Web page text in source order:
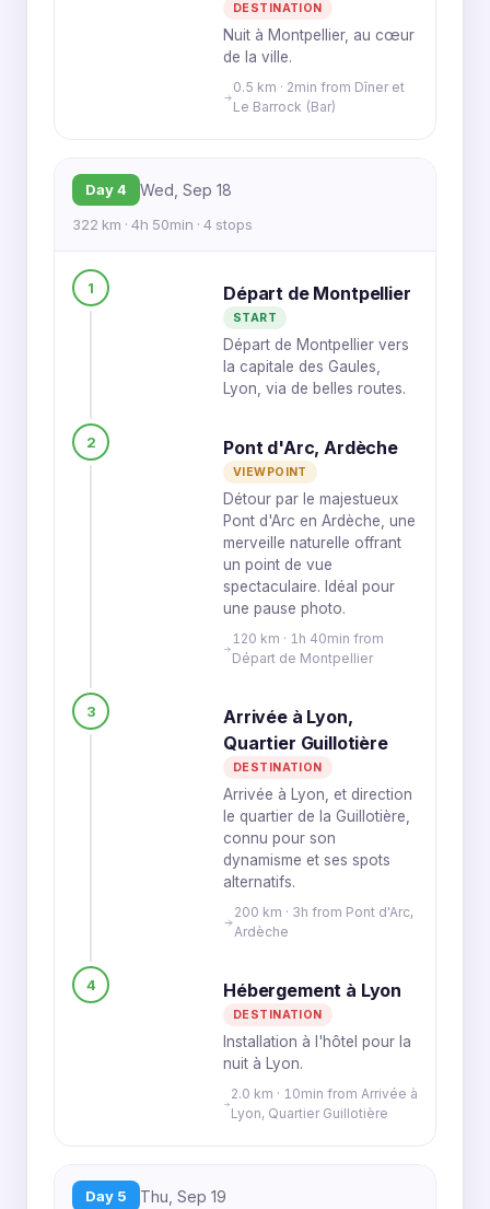
DESTINATION
Nuit à Montpellier, au cœur
de la ville.
0.5 km · 2min from Dîner et
Le Barrock (Bar)
Day 4 Wed, Sep 18
322 km · 4h 50min · 4 stops
1 Départ de Montpellier
START
Départ de Montpellier vers
la capitale des Gaules,
Lyon, via de belles routes.
2 Pont d'Arc, Ardèche
VIEWPOINT
Détour par le majestueux
Pont d'Arc en Ardèche, une
merveille naturelle offrant
un point de vue
spectaculaire. Idéal pour
une pause photo.
120 km · 1h 40min from
Départ de Montpellier
3
Arrivée à Lyon,
Quartier Guillotière
DESTINATION
Arrivée à Lyon, et direction
le quartier de la Guillotière,
connu pour son
dynamisme et ses spots
alternatifs.
200 km · 3h from Pont d'Arc,
Ardèche
4 Hébergement à Lyon
DESTINATION
Installation à l'hôtel pour la
nuit à Lyon.
2.0 km · 10min from Arrivée à
Lyon, Quartier Guillotière
Day 5 Thu, Sep 19